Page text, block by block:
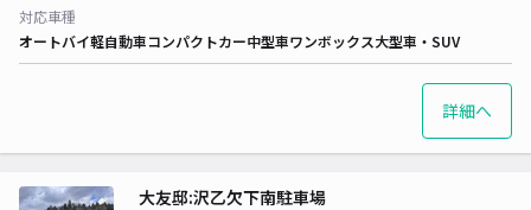
対応車種
オートバイ軽自動車コンパクトカー中型車ワンボックス大型車・SUV
詳細へ
大友邸:沢乙欠下南駐車場